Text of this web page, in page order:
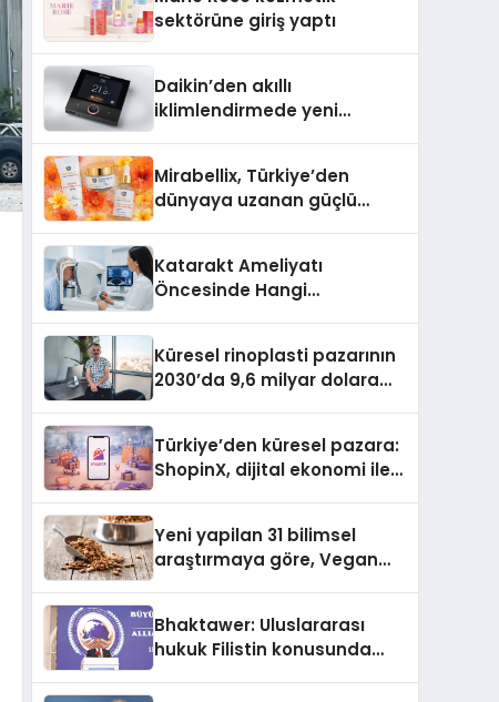
sektörüne giriş yaptı
Daikin’den akıllı
iklimlendirmede yeni
Mirabellix, Türkiye’den
dünyaya uzanan güçlü
Katarakt Ameliyatı
Öncesinde Hangi
Küresel rinoplasti pazarının
2030’da 9,6 milyar dolara
Türkiye’den küresel pazara:
ShopinX, dijital ekonomi ile
Yeni yapilan 31 bilimsel
araştırmaya göre, Vegan
Sindirildiğini Ortaya Koydu
Bhaktawer: Uluslararası
hukuk Filistin konusunda